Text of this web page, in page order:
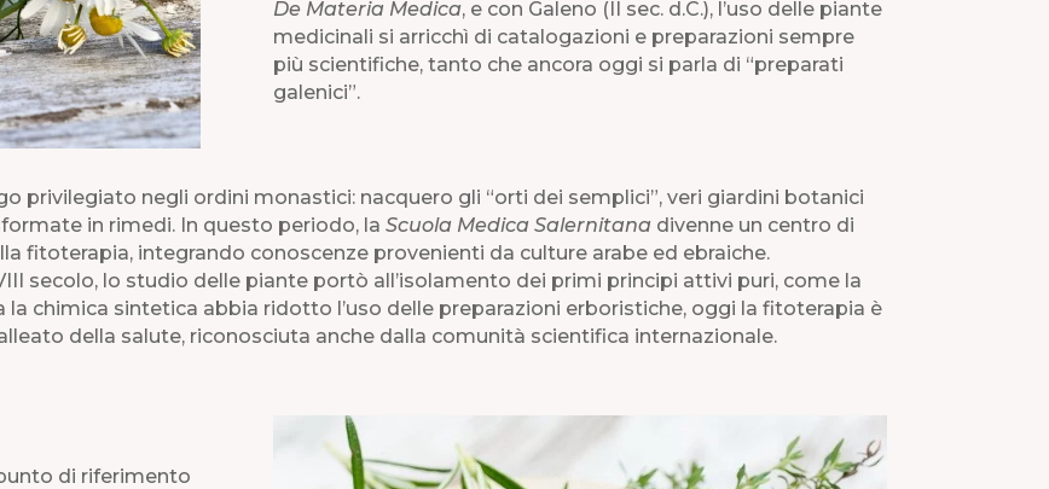
De Materia Medica, e con Galeno (II sec. d.C.), l’uso delle piante
medicinali si arricchì di catalogazioni e preparazioni sempre
più scientifiche, tanto che ancora oggi si parla di “preparati
galenici”.
privilegiato negli ordini monastici: nacquero gli “orti dei semplici”, veri giardini botanici
in rimedi. In questo periodo, la Scuola Medica Salernitana divenne un centro di
fitoterapia, integrando conoscenze provenienti da culture arabe ed ebraiche.
secolo, lo studio delle piante portò all’isolamento dei primi principi attivi puri, come la
la chimica sintetica abbia ridotto l’uso delle preparazioni erboristiche, oggi la fitoterapia è
della salute, riconosciuta anche dalla comunità scientifica internazionale.
di riferimento